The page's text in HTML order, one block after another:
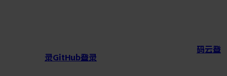
码云登
录GitHub登录